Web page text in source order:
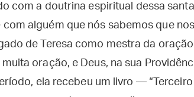
com a doutrina espiritual dessa
alguém que nós sabemos que
de Teresa como mestra da
oração, e Deus, na sua
ela recebeu um livro —